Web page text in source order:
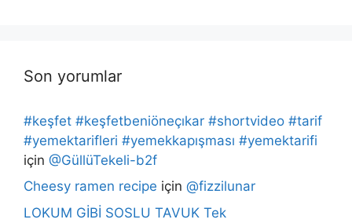
Son yorumlar
#keşfet #keşfetbeniöneçıkar #shortvideo #tarif
#yemektarifleri #yemekkapışması #yemektarifi
için @GüllüTekeli-b2f
Cheesy ramen recipe için @fizzilunar
LOKUM GİBİ SOSLU TAVUK Tek